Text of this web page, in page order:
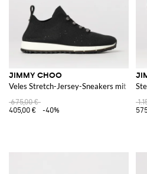
JIMMY CHOO
Veles Stretch-Jersey-Sneakers mit
675,00 €
405,00 €
-40%